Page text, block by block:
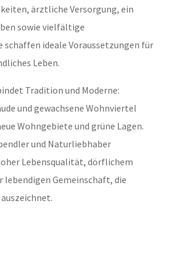
ärztliche Versorgung, ein
sowie vielfältige
ideale Voraussetzungen für
Leben.
Tradition und Moderne:
und gewachsene Wohnviertel
Wohngebiete und grüne Lagen.
und Naturliebhaber
Lebensqualität, dörflichem
lebendigen Gemeinschaft, die